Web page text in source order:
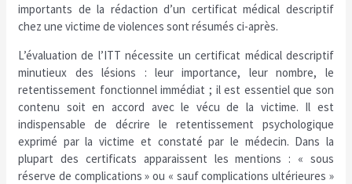
importants de la rédaction d’un certificat médical descriptif
chez une victime de violences sont résumés ci-après.
L’évaluation de l’ITT nécessite un certificat médical descriptif
minutieux des lésions : leur importance, leur nombre, le
retentissement fonctionnel immédiat ; il est essentiel que son
contenu soit en accord avec le vécu de la victime. Il est
indispensable de décrire le retentissement psychologique
exprimé par la victime et constaté par le médecin. Dans la
plupart des certificats apparaissent les mentions : « sous
réserve de complications » ou « sauf complications ultérieures »